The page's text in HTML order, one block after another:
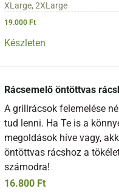
XLarge, 2XLarge
19.000 Ft
Készleten
Rácsemelő öntöttvas
A grillrácsok felemelése
tud lenni. Ha Te is a
megoldások híve vagy,
öntöttvas rácshoz a
számodra!
16.800 Ft